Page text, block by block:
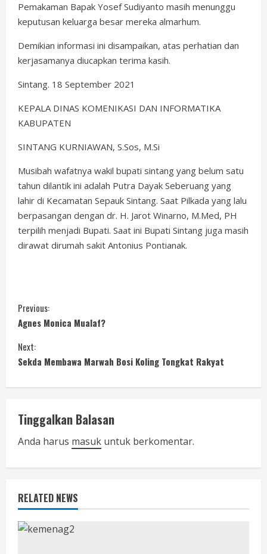
Pemakaman Bapak Yosef Sudiyanto masih menunggu
keputusan keluarga besar mereka almarhum.
Demikian informasi ini disampaikan, atas perhatian dan
kerjasamanya diucapkan terima kasih.
Sintang. 18 September 2021
KEPALA DINAS KOMENIKASI DAN INFORMATIKA
KABUPATEN
SINTANG KURNIAWAN, S.Sos, M.Si
Musibah wafatnya wakil bupati sintang yang belum satu
tahun dilantik ini adalah Putra Dayak Seberuang yang
lahir di Kecamatan Sepauk Sintang. Saat Pilkada yang lalu
berpasangan dengan dr. H. Jarot Winarno, M.Med, PH
terpilih menjadi Bupati. Saat ini Bupati Sintang juga masih
dirawat dirumah sakit Antonius Pontianak.
C
o
n
t
i
n
u
e
R
e
Previous:
Agnes Monica Mualaf?
Next:
Sekda Membawa Marwah Bosi Koling Tongkat Rakyat
Tinggalkan Balasan
Anda harus masuk untuk berkomentar.
RELATED NEWS